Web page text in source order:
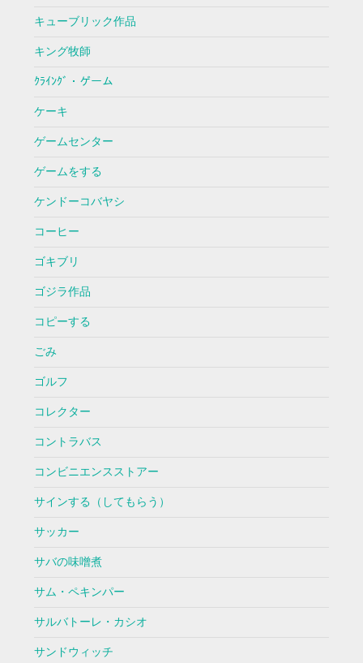
キューブリック作品
キング牧師
ｸﾗｲﾝｸﾞ・ゲーム
ケーキ
ゲームセンター
ゲームをする
ケンドーコバヤシ
コーヒー
ゴキブリ
ゴジラ作品
コピーする
ごみ
ゴルフ
コレクター
コントラバス
コンビニエンスストアー
サインする（してもらう）
サッカー
サバの味噌煮
サム・ペキンパー
サルバトーレ・カシオ
サンドウィッチ